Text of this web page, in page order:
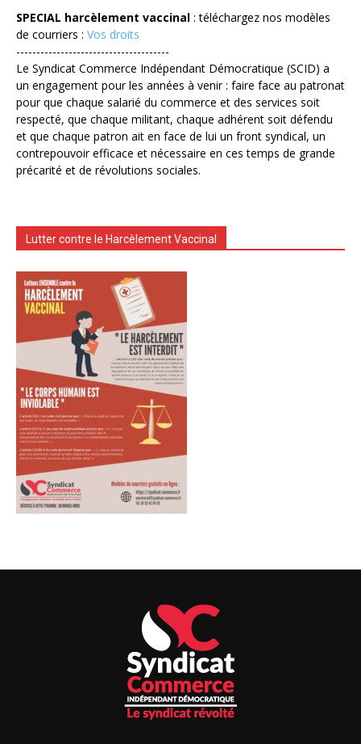
SPECIAL harcèlement vaccinal : téléchargez nos modèles
de courriers : Vos droits
--------------------------------------
Le Syndicat Commerce Indépendant Démocratique (SCID) a
un engagement pour les années à venir : faire face au patronat
pour que chaque salarié du commerce et des services soit
respecté, que chaque militant, chaque adhérent soit défendu
et que chaque patron ait en face de lui un front syndical, un
contrepouvoir efficace et nécessaire en ces temps de grande
précarité et de révolutions sociales.
Lutter contre le Harcèlement Vaccinal